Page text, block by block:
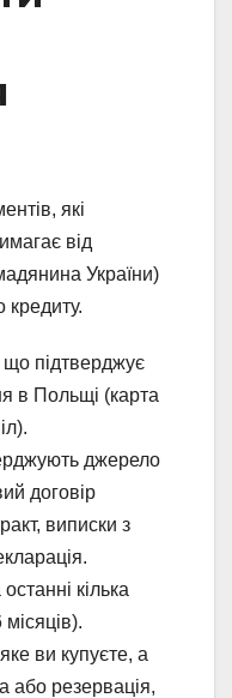
які
від
України)
що підтверджує
в Польщі (карта
джерело
договір
виписки з
кілька
ви купуєте, а
або резервація,